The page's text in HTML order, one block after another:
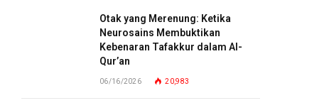
Otak yang Merenung: Ketika
Neurosains Membuktikan
Kebenaran Tafakkur dalam Al-
Qur’an
06/16/2026 20,983